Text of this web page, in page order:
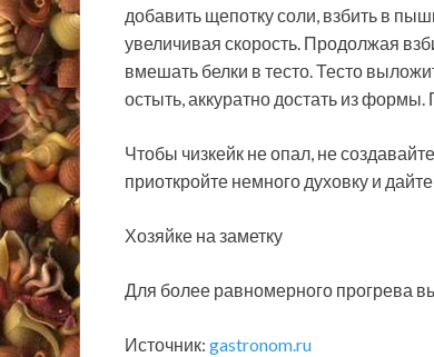
добавить щепотку соли, взбить в
увеличивая скорость. Продолжая
вмешать белки в тесто. Тесто
остыть, аккуратно достать из
Чтобы чизкейк не опал, не
приоткройте немного духовку и дайте
Хозяйке на заметку
Для более равномерного прогрева
Источник: gastronom.ru